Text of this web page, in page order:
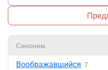
Синоним
Воображавшийся 7